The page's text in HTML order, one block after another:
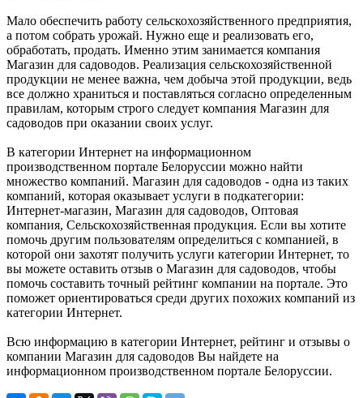
Мало обеспечить работу сельскохозяйственного предприятия,
а потом собрать урожай. Нужно еще и реализовать его,
обработать, продать. Именно этим занимается компания
Магазин для садоводов. Реализация сельскохозяйственной
продукции не менее важна, чем добыча этой продукции, ведь
все должно храниться и поставляться согласно определенным
правилам, которым строго следует компания Магазин для
садоводов при оказании своих услуг.
В категории Интернет на информационном
производственном портале Белоруссии можно найти
множество компаний. Магазин для садоводов - одна из таких
компаний, которая оказывает услуги в подкатегории:
Интернет-магазин, Магазин для садоводов, Оптовая
компания, Сельскохозяйственная продукция. Если вы хотите
помочь другим пользователям определиться с компанией, в
которой они захотят получить услуги категории Интернет, то
вы можете оставить отзыв о Магазин для садоводов, чтобы
помочь составить точный рейтинг компании на портале. Это
поможет ориентироваться среди других похожих компаний из
категории Интернет.
Всю информацию в категории Интернет, рейтинг и отзывы о
компании Магазин для садоводов Вы найдете на
информационном производственном портале Белоруссии.